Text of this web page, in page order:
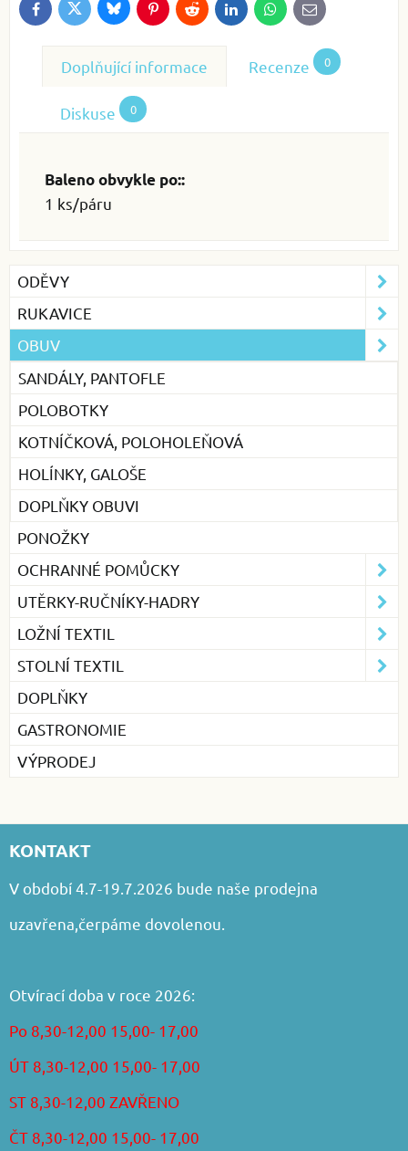
FacebookTwitterBlueskyPinterestReddit LinkedInWhatsApp
E-
mail
Doplňující informace Recenze 0
Diskuse 0
Baleno obvykle po::
1 ks/páru
ODĚVY
RUKAVICE
OBUV
SANDÁLY, PANTOFLE
POLOBOTKY
KOTNÍČKOVÁ, POLOHOLEŇOVÁ
HOLÍNKY, GALOŠE
DOPLŇKY OBUVI
PONOŽKY
OCHRANNÉ POMŮCKY
UTĚRKY-RUČNÍKY-HADRY
LOŽNÍ TEXTIL
STOLNÍ TEXTIL
DOPLŇKY
GASTRONOMIE
VÝPRODEJ
KONTAKT
V období 4.7-19.7.2026 bude naše prodejna
uzavřena,čerpáme dovolenou.
Otvírací doba v roce 2026:
Po 8,30-12,00 15,00- 17,00
ÚT 8,30-12,00 15,00- 17,00
ST 8,30-12,00 ZAVŘENO
ČT 8,30-12,00 15,00- 17,00